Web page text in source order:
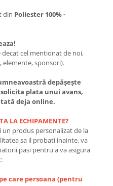
din Poliester 100% -
cel mentionat de noi,
elemente, sponsori).
depășește
solicita plata unui avans,
deja online.
LA ECHIPAMENTE?
produs personalizat de la
sa il probati inainte, va
pasi pentru a va asigura
care persoana (pentru